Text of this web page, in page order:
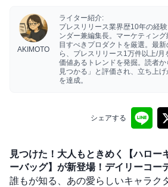
AKIMOTO
ライター紹介:
プレスリリース業界歴10年の経
ンダー兼編集長。マーケティン
目すべきプロダクトを厳選。最
ら、プレスリリース1万件以上/
価値あるトレンドを発掘。読者
見つかる」と評価され、立ち上
を達成。
シェアする
見つけた！大人もときめく【ハロー
ーバッグ】が新登場！デイリーコー
誰もが知る、あの愛らしいキャラク